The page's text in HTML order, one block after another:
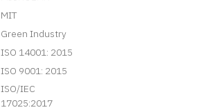
MIT
Green Industry
ISO 14001: 2015
ISO 9001: 2015
ISO/IEC
17025:2017